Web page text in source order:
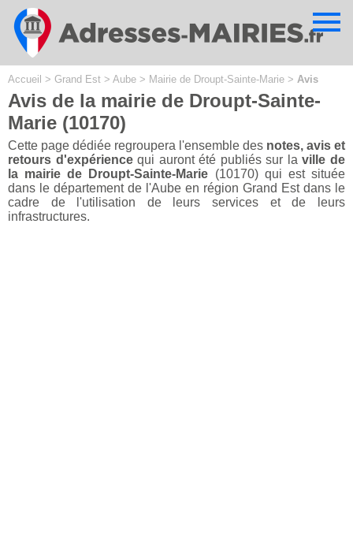
Accueil > Grand Est > Aube > Mairie de Droupt-Sainte-Marie > Avis
Avis de la mairie de Droupt-Sainte-
Marie (10170)
Cette page dédiée regroupera l'ensemble des notes, avis et
retours d'expériencequi auront été publiés sur laville de
la mairie de Droupt-Sainte-Marie (10170) qui est située
dans le département de l'Aube en région Grand Est dans le
cadre de l'utilisation de leurs services et de leurs
infrastructures.
Cookies management panel